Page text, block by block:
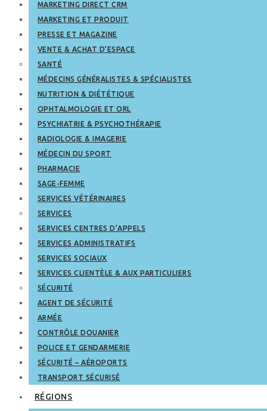
MARKETING DIRECT CRM
MARKETING ET PRODUIT
PRESSE ET MAGAZINE
VENTE & ACHAT D’ESPACE
SANTÉ
MÉDECINS GÉNÉRALISTES & SPÉCIALISTES
NUTRITION & DIÉTÉTIQUE
OPHTALMOLOGIE ET ORL
PSYCHIATRIE & PSYCHOTHÉRAPIE
RADIOLOGIE & IMAGERIE
MÉDECIN DU SPORT
PHARMACIE
SAGE-FEMME
SERVICES VÉTÉRINAIRES
SERVICES
SERVICES CENTRES D’APPELS
SERVICES ADMINISTRATIFS
SERVICES SOCIAUX
SERVICES CLIENTÈLE & AUX PARTICULIERS
SÉCURITÉ
AGENT DE SÉCURITÉ
ARMÉE
CONTRÔLE DOUANIER
POLICE ET GENDARMERIE
SÉCURITÉ – AÉROPORTS
TRANSPORT SÉCURISÉ
RÉGIONS